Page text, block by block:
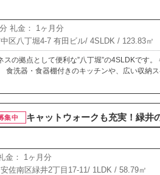
礼金： 1ヶ月分
区八丁堀4-7 有田ビル/ 4SLDK / 123.83㎡
スの拠点として便利な”八丁堀”の4SLDKです
食洗器・食器棚付きのキッチンや、広い収納
集中 キャットウォークも充実！緑井
金： 1ヶ月分
佐南区緑井2丁目17-11/ 1LDK / 58.79㎡